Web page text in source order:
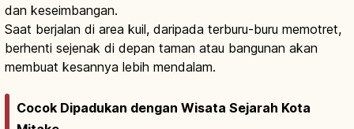
dan keseimbangan.
Saat berjalan di area kuil, daripada terburu-buru memotret,
berhenti sejenak di depan taman atau bangunan akan
membuat kesannya lebih mendalam.
Cocok Dipadukan dengan Wisata Sejarah Kota